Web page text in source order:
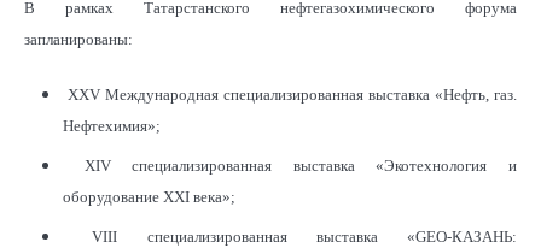
В рамках Татарстанского нефтегазохимического форума
запланированы:
XXV Международная специализированная выставка «Нефть, газ.
Нефтехимия»;
XIV специализированная выставка «Экотехнология и
оборудование XXI века»;
VIII специализированная выставка «GEO-КАЗАНЬ: